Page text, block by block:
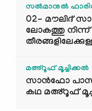
സൽമാനുൽ
02- മൗലിദ്
ലോകത്തു
മഅ്റൂഫ് മൂച്ചിക്കല്‍
സാൻഫോ
കഥ മഅ്റൂഫ്